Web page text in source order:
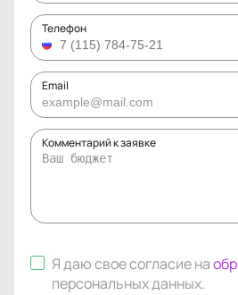
Телефон
Email
Комментарий к заявке
Я даю свое согласие на
персональных данных.